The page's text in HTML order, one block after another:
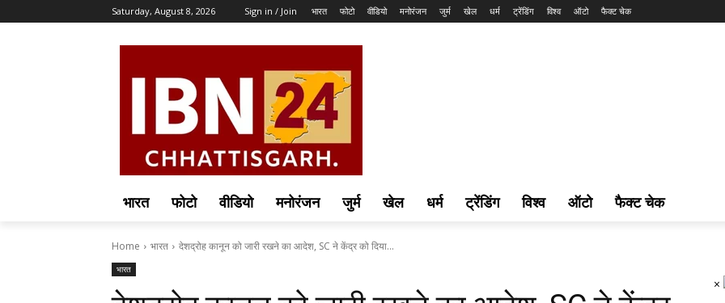
Saturday, August 8, 2026 Sign in / Join भारत फोटो वीडियो मनोरंजन जुर्म खेल धर्म ट्रेंडिंग विश्व ऑटो फैक्ट चेक
भारत फोटो वीडियो मनोरंजन जुर्म खेल धर्म ट्रेंडिंग विश्व ऑटो फैक्ट चेक
Home भारत देशद्रोह कानून को जारी रखने का आदेश, SC ने केंद्र को दिया...
भारत
×